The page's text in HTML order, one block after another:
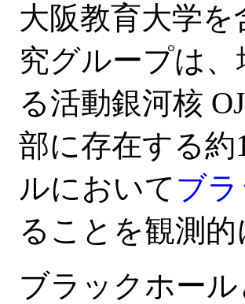
大阪教育大学
究グループは
る活動銀河核
部に存在する
ルにおいてブ
ることを観測
ブラックホー